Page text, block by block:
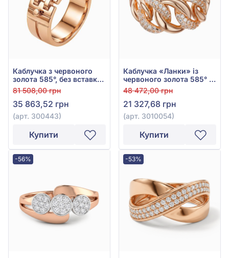
Каблучка з червоного
золота 585°, без вставки,
арт. 300443
81 508,00 грн
35 863,52 грн
(арт. 300443)
Купити
Каблучка «Ланки» із
червоного золота 585° з
фіанітом/куб.цирконієм,
арт. 3010054
48 472,00 грн
21 327,68 грн
(арт. 3010054)
Купити
-56% -53%